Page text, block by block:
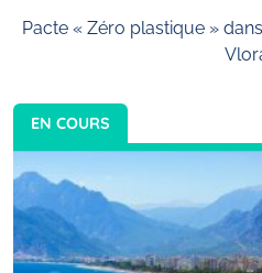
Pacte « Zéro plastique »
EN COURS